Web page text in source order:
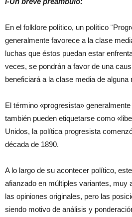
En el folklore político, un político
generalmente favorece a la clase
luchas que éstos puedan estar
veces, se pondrán a favor de una
beneficiará a la clase media de alguna
El término «progresista»
también pueden etiquetarse como
Unidos, la política progresista
década de 1890.
A lo largo de su acontecer político,
afianzado en múltiples variantes, muy
las opiniones originales, pero las
siendo motivo de análisis y